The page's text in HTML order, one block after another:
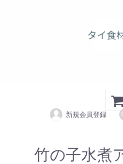
タイ食
新規会員登録
竹の子水煮